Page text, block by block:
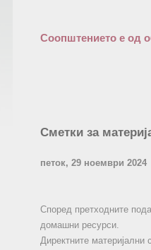
Соопштението е од
Сметки за
петок, 29 ноември 2024
Според претходните
домашни ресурси.
Директните материјални